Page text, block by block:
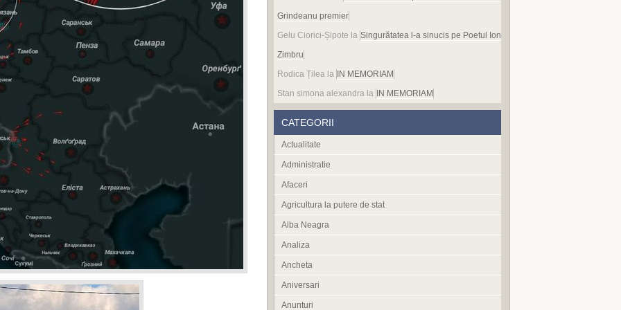
Grindeanu premier
Gelu Ciorici-Șipote la Singurătatea l-a sinucis pe Poetul Ion
Zimbru
Rodica Țilea la
IN MEMORIAM
Stan simona alexandra la IN MEMORIAM
CATEGORII
Actualitate
Administratie
Afaceri
Agricultura la putere de stat
Alba Neagra
Analiza
Ancheta
Aniversari
Anunturi